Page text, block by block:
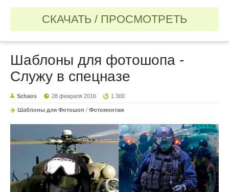
СКАЧАТЬ / ПРОСМОТРЕТЬ
Шаблоны для фотошопа -
Служу в спецназе
Schaos 28 февраля 2016 1 300
Шаблоны для Фотошоп / Фотомонтаж